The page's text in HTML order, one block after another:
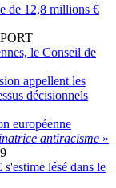
de 12,8 millions €
le Conseil de
appellent les
décisionnels
européenne
antiracisme »
lésé dans le